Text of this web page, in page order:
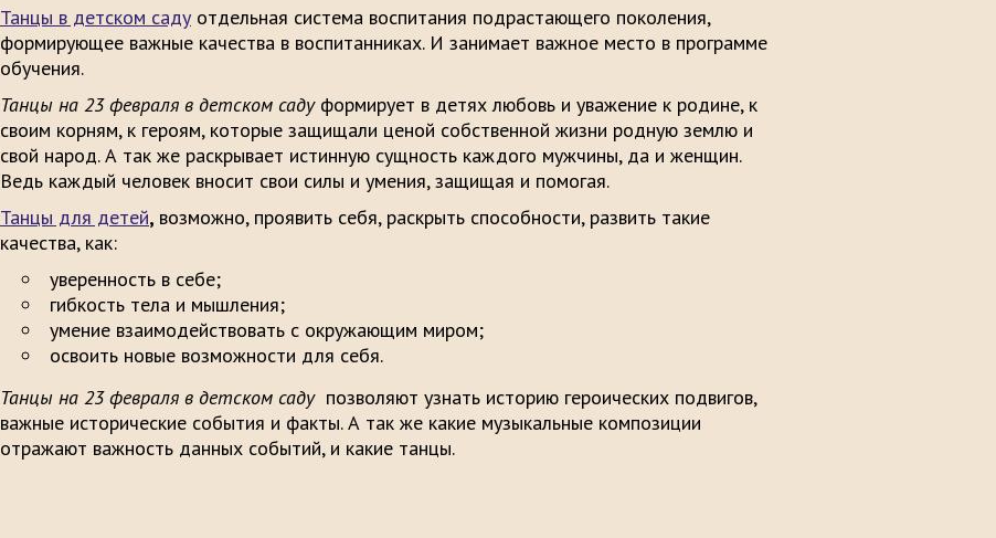
Танцы в детском саду отдельная система воспитания подрастающего поколения,
формирующее важные качества в воспитанниках. И занимает важное место в программе
обучения.
Танцы на 23 февраля в детском саду формирует в детях любовь и уважение к родине, к
своим корням, к героям, которые защищали ценой собственной жизни родную землю и
свой народ. А так же раскрывает истинную сущность каждого мужчины, да и женщин.
Ведь каждый человек вносит свои силы и умения, защищая и помогая.
Танцы для детей, возможно, проявить себя, раскрыть способности, развить такие
качества, как:
уверенность в себе;
гибкость тела и мышления;
умение взаимодействовать с окружающим миром;
освоить новые возможности для себя.
Танцы на 23 февраля в детском саду позволяют узнать историю героических подвигов,
важные исторические события и факты. А так же какие музыкальные композиции
отражают важность данных событий, и какие танцы.